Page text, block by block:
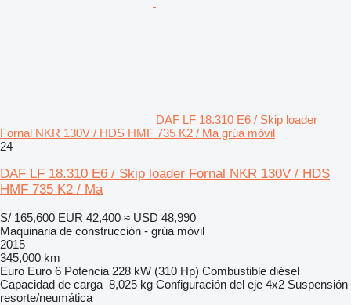
DAF LF 18.310 E6 / Skip loader
Fornal NKR 130V / HDS HMF 735 K2 / Ma grúa móvil
24
DAF LF 18.310 E6 / Skip loader Fornal NKR 130V / HDS
HMF 735 K2 / Ma
S/ 165,600 EUR 42,400 ≈ USD 48,990
Maquinaria de construcción - grúa móvil
2015
345,000 km
Euro Euro 6 Potencia 228 kW (310 Hp) Combustible diésel
Capacidad de carga 8,025 kg Configuración del eje 4x2 Suspensión
resorte/neumática